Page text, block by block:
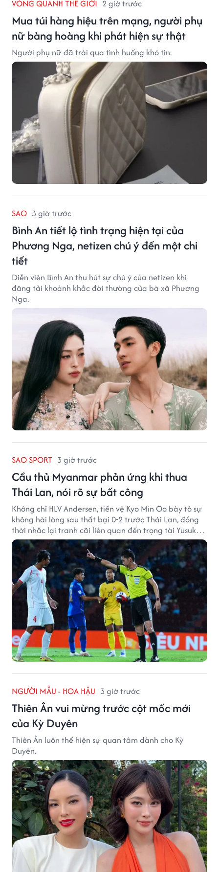
VÒNG QUANH THẾ GIỚI 2 giờ trước
Mua túi hàng hiệu trên mạng, người phụ
nữ bàng hoàng khi phát hiện sự thật
Người phụ nữ đã trải qua tình huống khó tin.
SAO 3 giờ trước
Bình An tiết lộ tình trạng hiện tại của
Phương Nga, netizen chú ý đến một chi
tiết
Diễn viên Bình An thu hút sự chú ý của netizen khi
đăng tải khoảnh khắc đời thường của bà xã Phương
Nga.
SAO SPORT 3 giờ trước
Cầu thủ Myanmar phản ứng khi thua
Thái Lan, nói rõ sự bất công
Không chỉ HLV Andersen, tiền vệ Kyo Min Oo bày tỏ sự
không hài lòng sau thất bại 0-2 trước Thái Lan, đồng
thời nhắc lại tranh cãi liên quan đến trọng tài Yusuke
Ohashi.
NGƯỜI MẪU - HOA HẬU 3 giờ trước
Thiên Ân vui mừng trước cột mốc mới
của Kỳ Duyên
Thiên Ân luôn thể hiện sự quan tâm dành cho Kỳ
Duyên.